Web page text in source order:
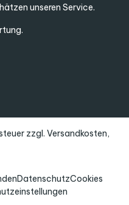
unseren Service.
zzgl. Versandkosten,
DatenschutzCookies